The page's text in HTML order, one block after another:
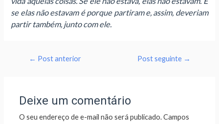
se elas não estavam é porque partiram e, assim, deveriam
partir também, junto com ele.
← Post anterior Post seguinte →
Deixe um comentário
O seu endereço de e-mail não será publicado.Campos